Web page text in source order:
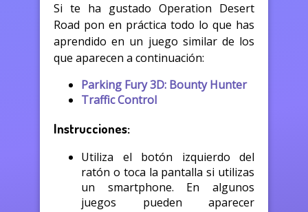
Si te ha gustado Operation Desert
Road pon en práctica todo lo que has
aprendido en un juego similar de los
que aparecen a continuación:
Parking Fury 3D: Bounty Hunter
Traffic Control
Instrucciones:
Utiliza el botón izquierdo del
ratón o toca la pantalla si utilizas
un smartphone. En algunos
juegos pueden aparecer